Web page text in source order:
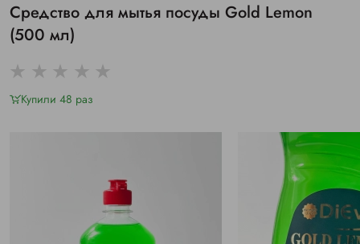
Средство для мытья посуды Gold Lemon
(500 мл)
Купили 48 раз